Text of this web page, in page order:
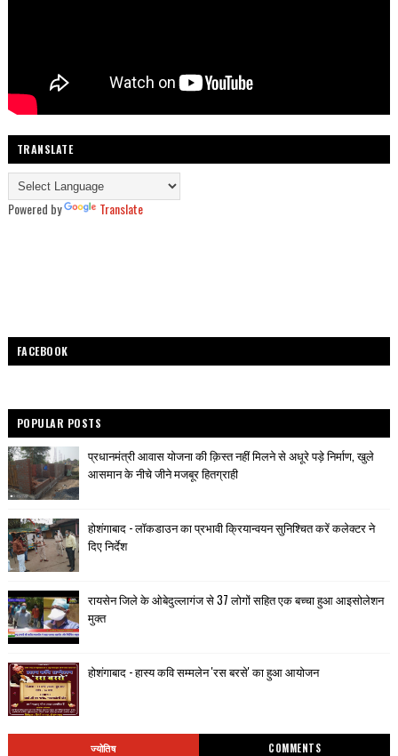
TRANSLATE
Powered by Translate
FACEBOOK
POPULAR POSTS
प्रधानमंत्री आवास योजना की क़िस्त नहीं मिलने से अधूरे पड़े निर्माण, खुले
आसमान के नीचे जीने मजबूर हितग्राही
होशंगाबाद - लॉकडाउन का प्रभावी क्रियान्वयन सुनिश्चित करें कलेक्टर ने
दिए निर्देश
रायसेन जिले के ओबेदुल्लागंज से 37 लोगों सहित एक बच्चा हुआ आइसोलेशन
मुक्त
होशंगाबाद - हास्य कवि सम्मलेन 'रस बरसे' का हुआ आयोजन
ज्योतिष COMMENTS